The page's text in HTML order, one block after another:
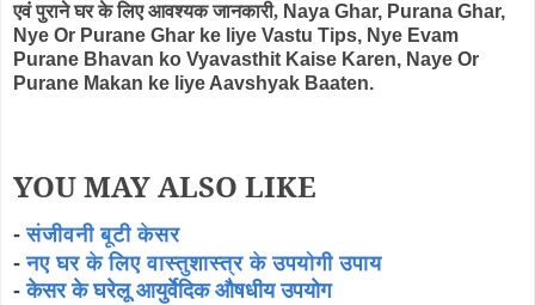
एवं पुराने घर के लिए आवश्यक जानकारी, Naya Ghar, Purana Ghar,
Nye Or Purane Ghar ke liye Vastu Tips, Nye Evam
Purane Bhavan ko Vyavasthit Kaise Karen, Naye Or
Purane Makan ke liye Aavshyak Baaten.
YOU MAY ALSO LIKE
-संजीवनी बूटी केसर
-नए घर के लिए वास्तुशास्त्र के उपयोगी उपाय
-केसर के घरेलू आयुर्वेदिक औषधीय उपयोग